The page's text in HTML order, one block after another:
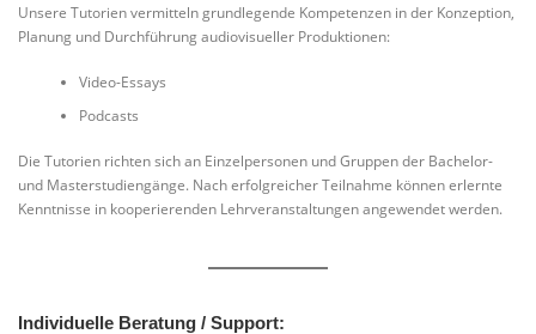
Unsere Tutorien vermitteln grundlegende Kompetenzen in der Konzeption,
Planung und Durchführung audiovisueller Produktionen:
Video-Essays
Podcasts
Die Tutorien richten sich an Einzelpersonen und Gruppen der Bachelor-
und Masterstudiengänge. Nach erfolgreicher Teilnahme können erlernte
Kenntnisse in kooperierenden Lehrveranstaltungen angewendet werden.
Individuelle Beratung / Support: